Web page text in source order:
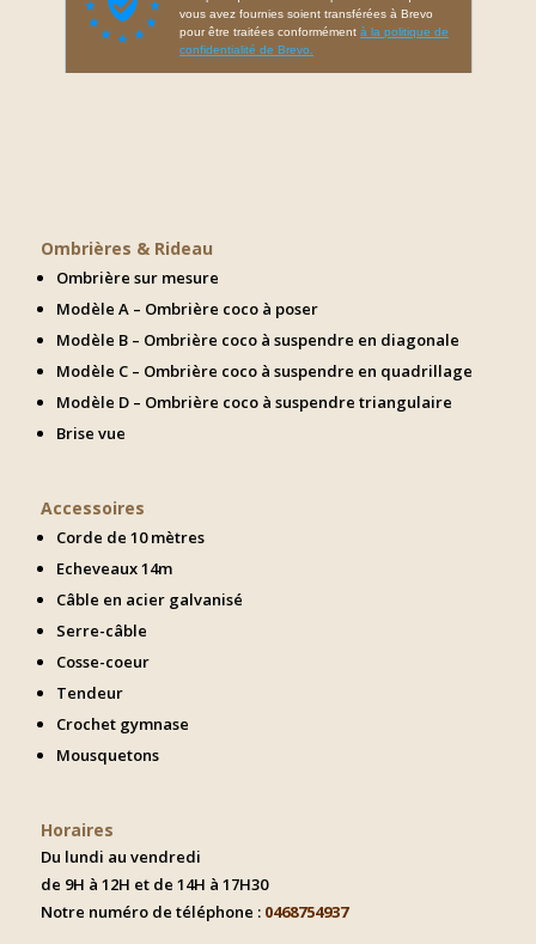
Ombrières & Rideau
Ombrière sur mesure
Modèle A – Ombrière coco à poser
Modèle B – Ombrière coco à suspendre en diagonale
Modèle C – Ombrière coco à suspendre en quadrillage
Modèle D – Ombrière coco à suspendre triangulaire
Brise vue
Accessoires
Corde de 10 mètres
Echeveaux 14m
Câble en acier galvanisé
Serre-câble
Cosse-coeur
Tendeur
Crochet gymnase
Mousquetons
Horaires
Du lundi au vendredi
de 9H à 12H et de 14H à 17H30
Notre numéro de téléphone : 0468754937